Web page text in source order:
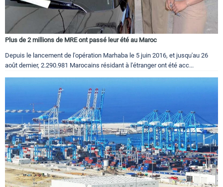
Plus de 2 millions de MRE ont passé leur été au Maroc
Depuis le lancement de l'opération Marhaba le 5 juin 2016, et jusqu'au 26
août dernier, 2.290.981 Marocains résidant à l'étranger ont été acc...